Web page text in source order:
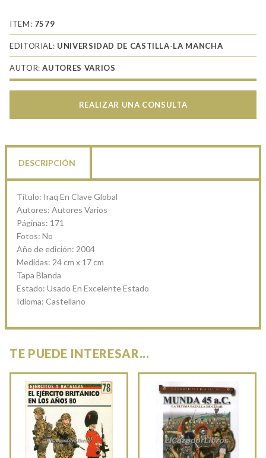
Global
cantidad
ITEM: 7579
EDITORIAL: UNIVERSIDAD DE CASTILLA-LA MANCHA
AUTOR:AUTORES VARIOS
REALIZAR UNA CONSULTA
DESCRIPCIÓN
Título: Iraq En Clave Global
Autores: Autores Varios
Páginas: 171
Fotos: No
Año de edición: 2004
Medidas: 24 cm x 17 cm
Tapa Blanda
Estado: Usado En Excelente Estado
Idioma: Castellano
TE PUEDE INTERESAR...